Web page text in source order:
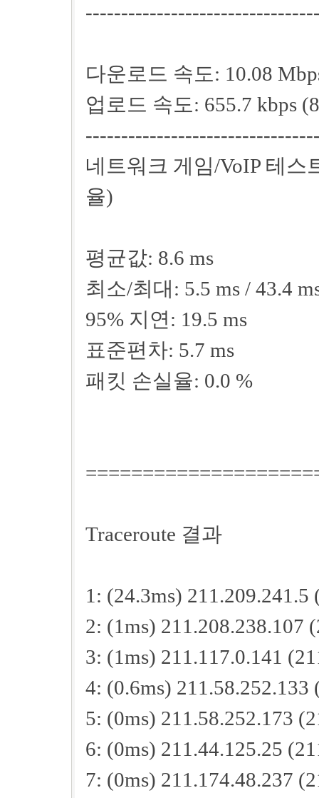
다운로드 속도: 10.08
업로드 속도: 655.7 kbps
네트워크 게임/VoIP 테
율)
평균값: 8.6 ms
최소/최대: 5.5 ms / 43.4
95% 지연: 19.5 ms
표준편차: 5.7 ms
패킷 손실율: 0.0 %
Traceroute 결과
1: (24.3ms) 211.209.241.5
2: (1ms) 211.208.238.107
3: (1ms) 211.117.0.141
4: (0.6ms) 211.58.252.133
5: (0ms) 211.58.252.173
6: (0ms) 211.44.125.25
7: (0ms) 211.174.48.237